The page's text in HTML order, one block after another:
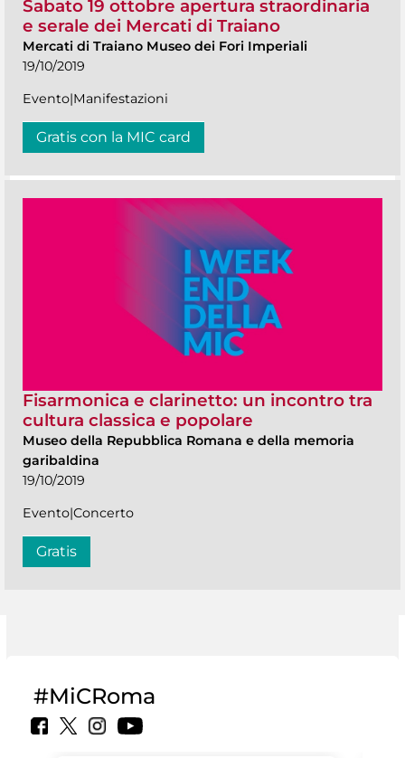
Sabato 19 ottobre apertura straordinaria
e serale dei Mercati di Traiano
Mercati di Traiano Museo dei Fori Imperiali
19/10/2019
Evento|Manifestazioni
Gratis con la MIC card
Fisarmonica e clarinetto: un incontro tra
cultura classica e popolare
Museo della Repubblica Romana e della memoria
garibaldina
19/10/2019
Evento|Concerto
Gratis
#MiCRoma